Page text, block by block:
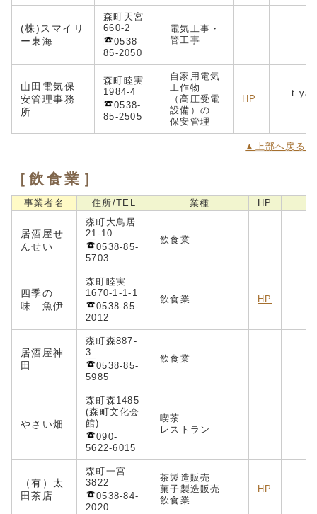
(株)スマイリ
ー東海
森町天宮
660-2
0538-
85-2050
電気工事・
管工事
山田電気保
安管理事務
所
森町睦実
1984-4
0538-
85-2505
自家用電気
工作物
（高圧受電
設備）の
保安管理
HP
▲上部へ戻る
［飲食業］
事業者名 住所/TEL 業種 HP
居酒屋せ
んせい
森町大鳥居
21-10
0538-85-
5703
飲食業
四季の
味 魚伊
森町睦実
1670-1-1-1
0538-85-
2012
飲食業 HP
居酒屋神
田
森町森887-
3
0538-85-
5985
飲食業
やさい畑
森町森1485
(森町文化会
館)
090-
5622-6015
喫茶
レストラン
（有）太
田茶店
森町一宮
3822
0538-84-
2020
茶製造販売
菓子製造販売
飲食業
HP